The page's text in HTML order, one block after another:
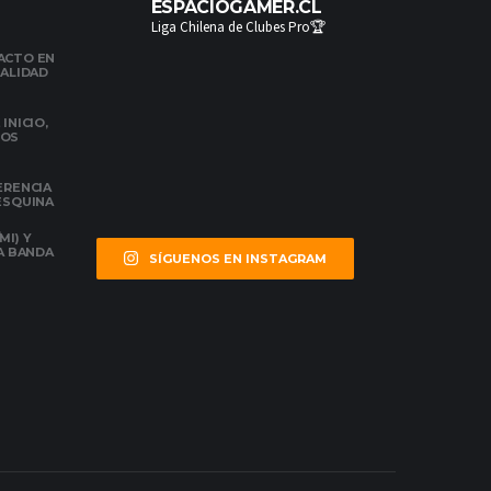
EN
INICIO,
Y
BANDA
ESPACIOGAMER.CL
Liga Chilena de Clubes Pro🏆
SÍGUENOS EN INSTAGRAM